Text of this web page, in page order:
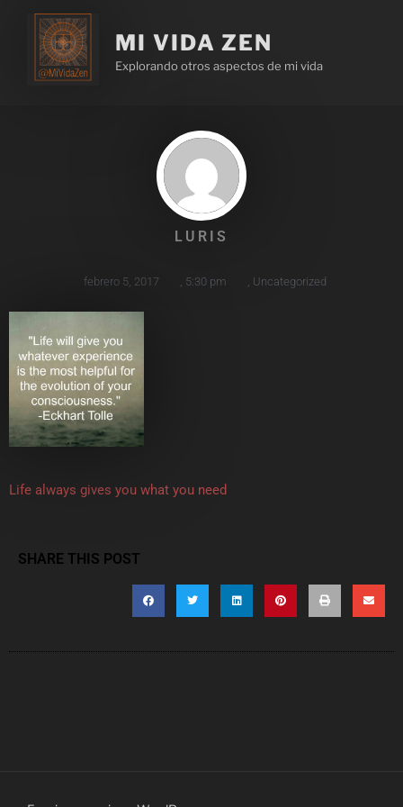
MI VIDA ZEN
Explorando otros aspectos de mi vida
LURIS
febrero 5, 2017 5:30 pm Uncategorized
Life always gives you what you need
SHARE THIS POST